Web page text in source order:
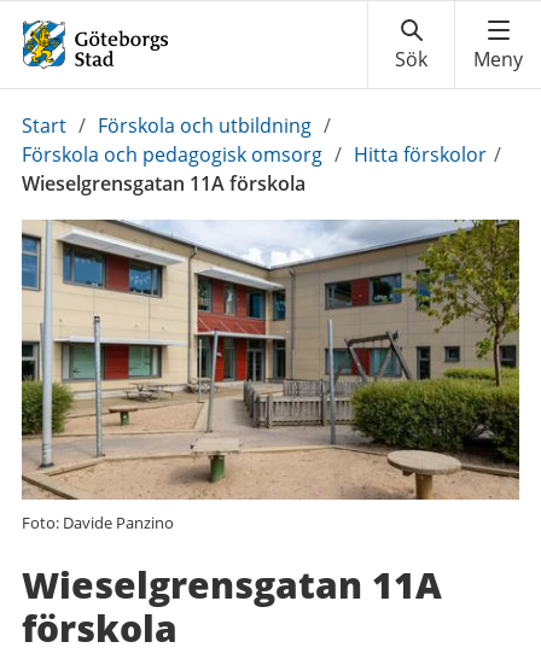
Du
är
här:
Start / Förskola och utbildning /
Förskola och pedagogisk omsorg / Hitta förskolor /
Wieselgrensgatan 11A förskola
Foto: Davide Panzino
Wieselgrensgatan 11A
förskola